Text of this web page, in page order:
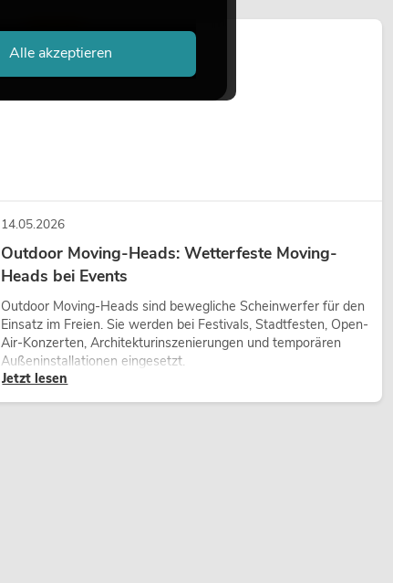
14.05.2026
Outdoor Moving-Heads: Wetterfeste Moving-
Heads bei Events
Outdoor Moving-Heads sind bewegliche Scheinwerfer für den
Einsatz im Freien. Sie werden bei Festivals, Stadtfesten, Open-
Air-Konzerten, Architekturinszenierungen und temporären
Außeninstallationen eingesetzt.
Jetzt lesen
Alle akzeptieren